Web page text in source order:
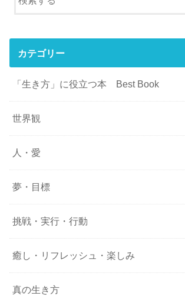
カテゴリー
「生き方」に役立つ本 Best Book
世界観
人・愛
夢・目標
挑戦・実行・行動
癒し・リフレッシュ・楽しみ
真の生き方